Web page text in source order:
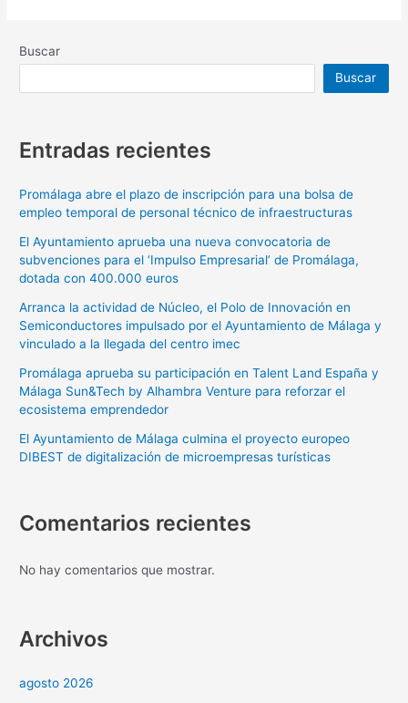
Buscar
Buscar
Entradas recientes
Promálaga abre el plazo de inscripción para una bolsa de
empleo temporal de personal técnico de infraestructuras
El Ayuntamiento aprueba una nueva convocatoria de
subvenciones para el ‘Impulso Empresarial’ de Promálaga,
dotada con 400.000 euros
Arranca la actividad de Núcleo, el Polo de Innovación en
Semiconductores impulsado por el Ayuntamiento de Málaga y
vinculado a la llegada del centro imec
Promálaga aprueba su participación en Talent Land España y
Málaga Sun&Tech by Alhambra Venture para reforzar el
ecosistema emprendedor
El Ayuntamiento de Málaga culmina el proyecto europeo
DIBEST de digitalización de microempresas turísticas
Comentarios recientes
No hay comentarios que mostrar.
Archivos
agosto 2026